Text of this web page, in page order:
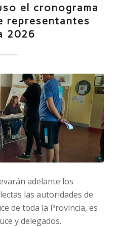
el cronograma
representantes
2026
adelante los
las autoridades de
de toda la Provincia, es
y delegados.